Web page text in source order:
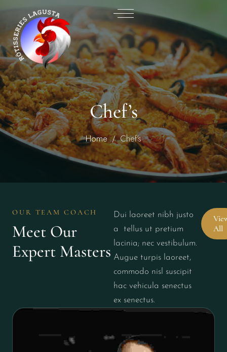
Chef’s
Home Chef’s
OUR TEAM COACH
Meet Our
Expert Masters
Dui laoreet nibh justo
a tellus ut pretium
lacinia; nec vestibulum.
Augue turpis laoreet,
commodo nisl suscipit
hac vehicula senectus
ex senectus.
All